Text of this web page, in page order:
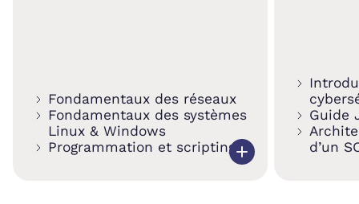
Fondamentaux des réseaux
Fondamentaux des systèmes
Linux & Windows
Programmation et scripting
Guide
d’un